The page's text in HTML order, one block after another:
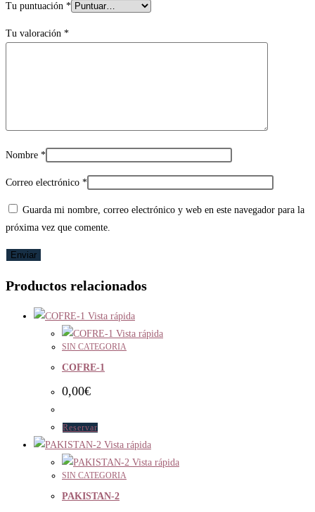
Tu puntuación *
Tu valoración *
Nombre *
Correo electrónico *
Guarda mi nombre, correo electrónico y web en este navegador para la
próxima vez que comente.
Productos relacionados
Vista rápida
Vista rápida
SIN CATEGORIA
COFRE-1
0,00€
Reservar
Vista rápida
Vista rápida
SIN CATEGORIA
PAKISTAN-2